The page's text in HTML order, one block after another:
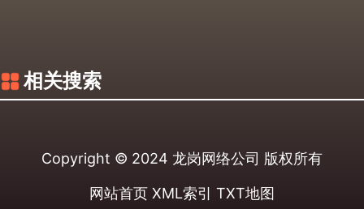
相关搜索
Copyright © 2024 龙岗网络公司 版权所有
网站首页 XML索引 TXT地图